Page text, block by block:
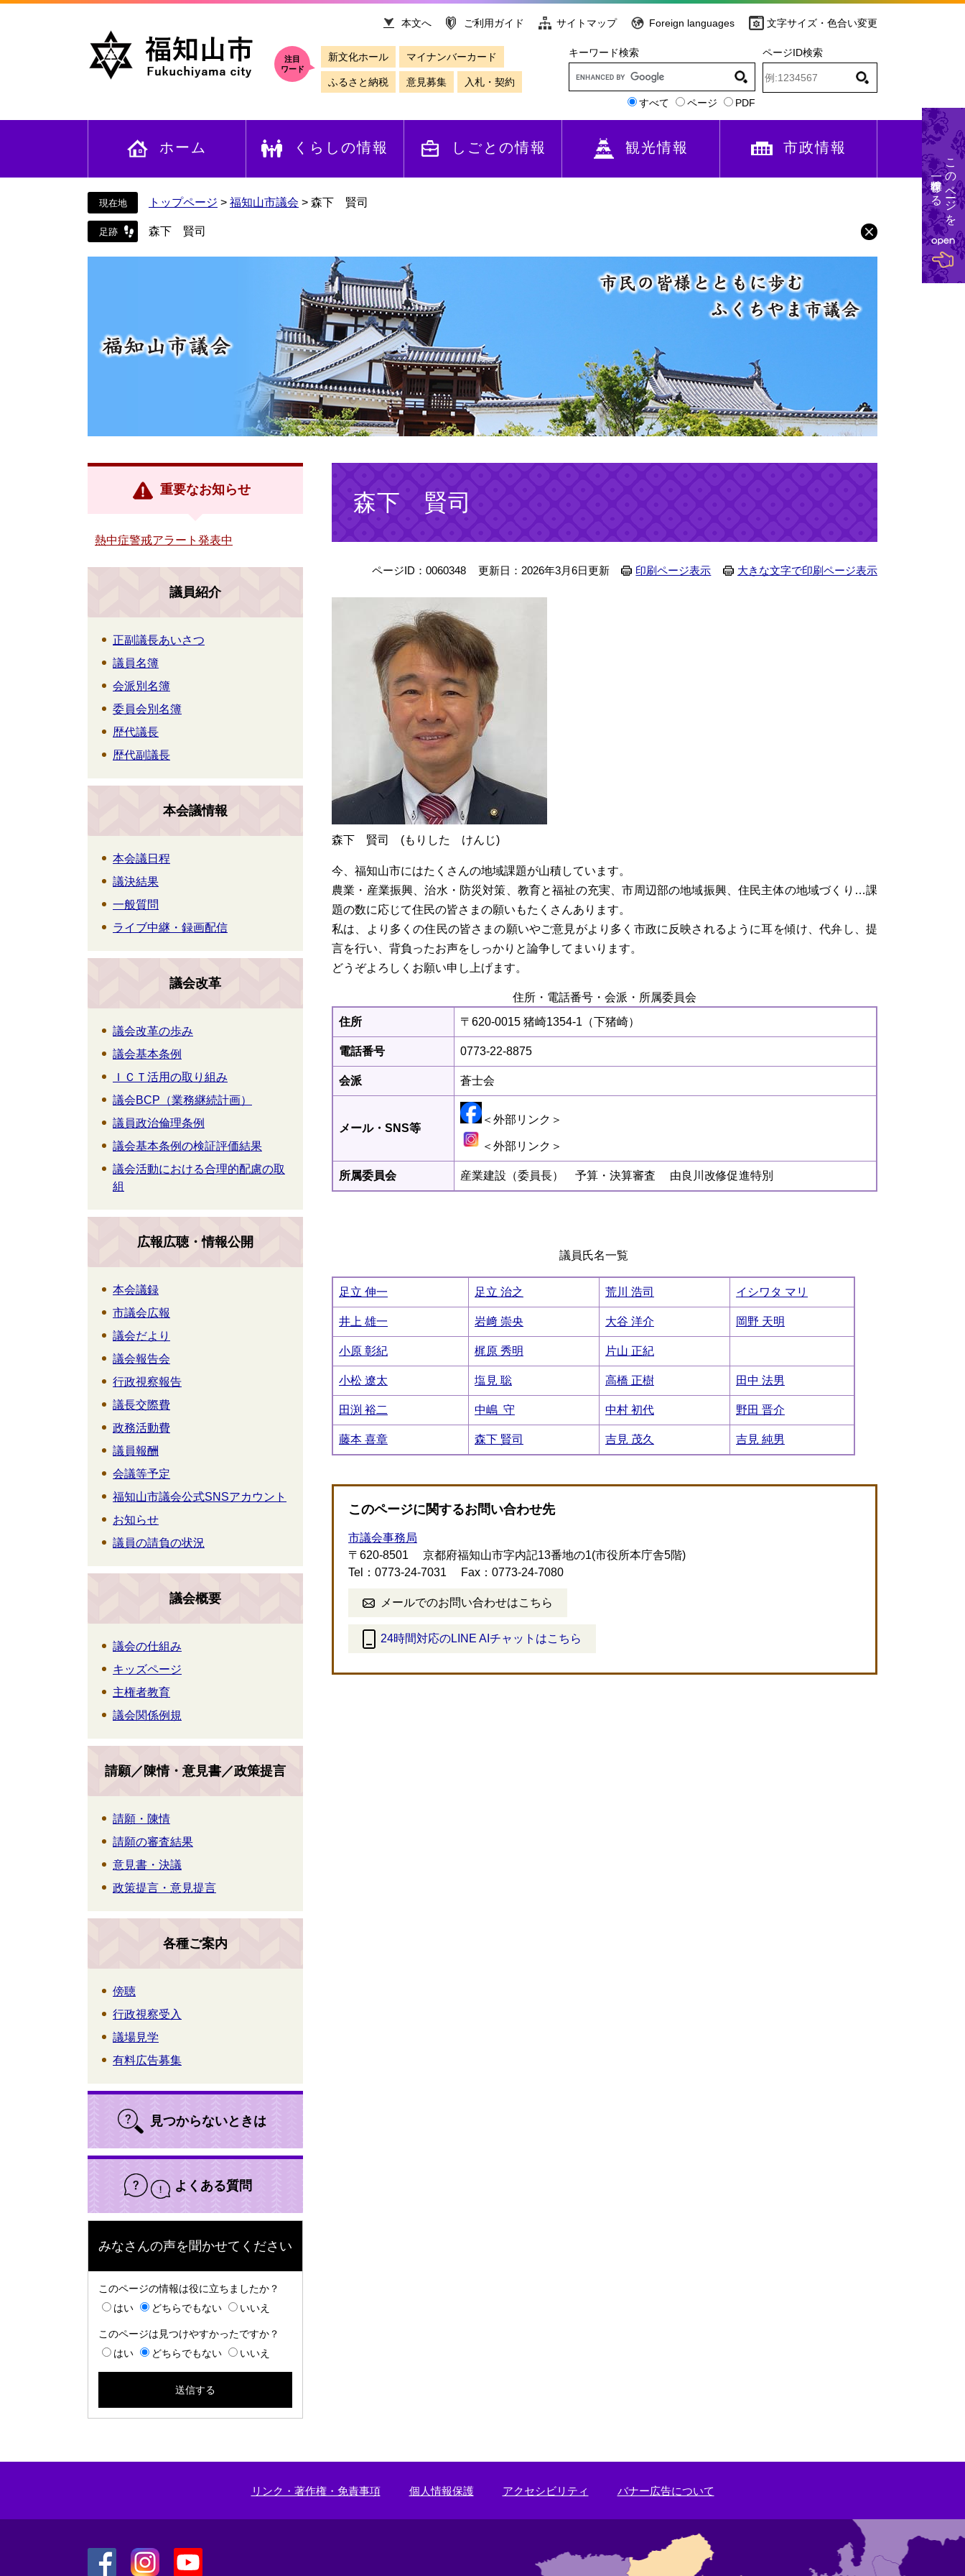
文
本文へ ご利用ガイド サイトマップ Foreign languages 文字サイズ・色合い変更
注目
ワード
新文化ホール マイナンバーカード
ふるさと納税 意見募集 入札・契約
キーワード検索
すべて ページ PDF
ページID検索
ホーム くらしの情報 しごとの情報 観光情報 市政情報
トップページ > 福知山市議会 > 森下 賢司
森下 賢司
森下 賢司
ページID：0060348 更新日：2026年3月6日更新 印刷ページ表示 大きな文字で印刷ページ表示
森下 賢司 (もりした けんじ)
今、福知山市にはたくさんの地域課題が山積しています。
農業・産業振興、治水・防災対策、教育と福祉の充実、市周辺部の地域振興、住民主体の地域づくり…課
題の数に応じて住民の皆さまの願いもたくさんあります。
私は、より多くの住民の皆さまの願いやご意見がより多く市政に反映されるように耳を傾け、代弁し、提
言を行い、背負ったお声をしっかりと論争してまいります。
どうぞよろしくお願い申し上げます。
住所・電話番号・会派・所属委員会
住所
〒620-0015 猪崎1354-1（下猪崎）
電話番号 0773-22-8875
会派 蒼士会
メール・SNS等
＜外部リンク＞
＜外部リンク＞
所属委員会 産業建設（委員長） 予算・決算審査 由良川改修促進特別
議員氏名一覧
足立 伸一 足立 治之 荒川 浩司 イシワタ マリ
井上 雄一 岩﨑 崇央 大谷 洋介 岡野 天明
小原 彰紀 梶原 秀明 片山 正紀
小松 遼太 塩見 聡 高橋 正樹 田中 法男
田渕 裕二 中嶋 守 中村 初代 野田 晋介
藤本 喜章 森下 賢司 吉見 茂久 吉見 純男
このページに関するお問い合わせ先
市議会事務局
〒620-8501
京都府福知山市字内記13番地の1(市役所本庁舎5階)
Tel：0773-24-7031
Fax：0773-24-7080
メールでのお問い合わせはこちら
24時間対応のLINE AIチャットはこちら
外
重要なお知らせ
熱中症警戒アラート発表中
議員紹介
正副議長あいさつ
議員名簿
会派別名簿
委員会別名簿
歴代議長
歴代副議長
本会議情報
本会議日程
議決結果
一般質問
ライブ中継・録画配信
議会改革
議会改革の歩み
議会基本条例
ＩＣＴ活用の取り組み
議会BCP（業務継続計画）
議員政治倫理条例
議会基本条例の検証評価結果
議会活動における合理的配慮の取
組
広報広聴・情報公開
本会議録
市議会広報
議会だより
議会報告会
行政視察報告
議長交際費
政務活動費
議員報酬
会議等予定
福知山市議会公式SNSアカウント
お知らせ
議員の請負の状況
議会概要
議会の仕組み
キッズページ
主権者教育
議会関係例規
請願／陳情・意見書／政策提言
請願・陳情
請願の審査結果
意見書・決議
政策提言・意見提言
各種ご案内
傍聴
行政視察受入
議場見学
有料広告募集
見つからないときは
よくある質問
みなさんの声を聞かせてください
このページの情報は役に立ちましたか？
はい
どちらでもない いいえ
このページは見つけやすかったですか？
はい
どちらでもない いいえ
リンク・著作権・免責事項 個人情報保護 アクセシビリティ バナー広告について
このページを
一時保存する